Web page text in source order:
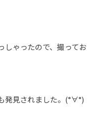
しゃったので、撮ってお
発見されました。(°∀°)